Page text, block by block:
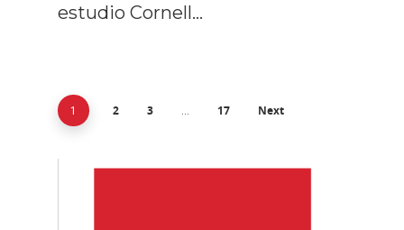
estudio Cornell…
1 2 3 … 17 Next